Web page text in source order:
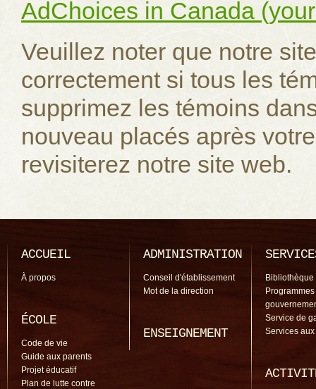
AdChoices in Canada
Veuillez noter que notre
correctement si tous les
supprimez les témoins
nouveau placés après
revisiterez notre site web.
ACCUEIL
À propos
ÉCOLE
Code de vie
Guide aux parents
Projet éducatif
Plan de lutte contre
ADMINISTRATION
Conseil d'établissement
Mot de la direction
ENSEIGNEMENT
Bibliothèque
Programmes
Service de
Services